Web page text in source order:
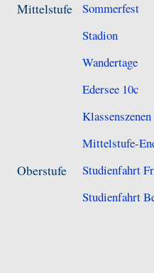
Mittelstufe
Sommerfest
Stadion
Wandertage
Edersee 10c
Mittelstufe-
Oberstufe
Studienfahrt
Studienfahrt